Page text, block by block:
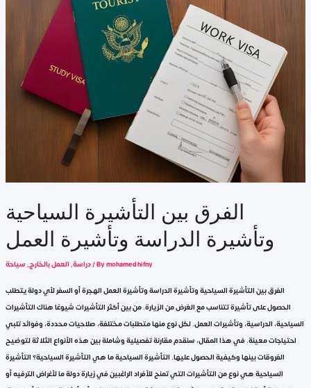
الفرق بين التأشيرة السياحية
وتأشيرة الدراسة وتأشيرة العمل
دراسة,العمل بالخارج,سياحة / Bymohamed hifny
الفرق بين التأشيرة السياحية وتأشيرة الدراسة وتأشيرة العمل الهجرة أو السفر لأي دولة يتطلب
الحصول على تأشيرة تتناسب مع الغرض من الزيارة. من بين أكثر التأشيرات شيوعًا هناك التأشيرات
السياحية، الدراسية، وتأشيرات العمل. لكل نوع منها متطلبات مختلفة، صلاحيات محددة، وفوائد تلبي
احتياجات معينة. في هذا المقال، سنقدم مقارنة تفصيلية وشاملة بين هذه الأنواع الثلاثة لتوضيح
الفروقات بينها وكيفية الحصول عليها. التأشيرة السياحية ما هي التأشيرة السياحية؟ التأشيرة
السياحية هي نوع من التأشيرات التي تمنح للأفراد الراغبين في زيارة دولة ما لأغراض الترفيه أو